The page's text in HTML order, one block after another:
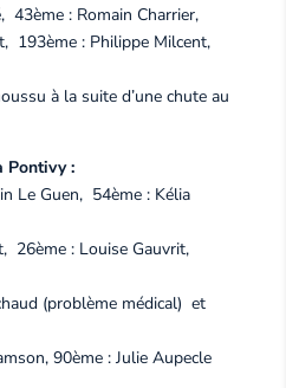
: Romain Charrier,
193ème : Philippe Milcent,
à la suite d’une chute au
Pontivy :
Le Guen, 54ème : Kélia
26ème : Louise Gauvrit,
(problème médical) et
90ème : Julie Aupecle